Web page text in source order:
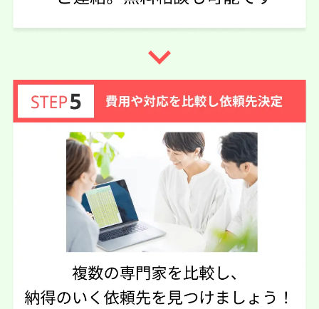
この口コミの事務所詳細をみる
60代 女性(愛媛県)
話しやすさ 説明のわかりやすさ 4対応スピード 4
価格の妥当性 4
依頼内容 相続放棄 12万円
ご利用時期 2026/05/08
依頼に至った経緯
依頼先の連絡をいただいたのが1件だけでした。
比べることがなく相談させていただいたのですがわかりや
すく説明してもらったのと家から近いので決めました。
実際に依頼した感想
立ち居振る舞いが穏やかな感じがして相談がしやすい（質
問すると真摯に答えてくれました）
navigate_next